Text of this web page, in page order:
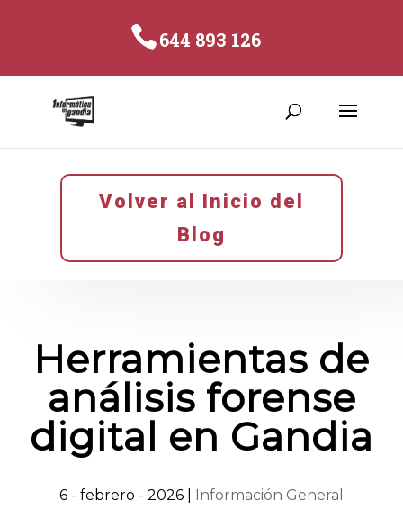
644 893 126
Volver al Inicio del
Blog
Herramientas de
análisis forense
digital en Gandia
6 - febrero - 2026 Información General